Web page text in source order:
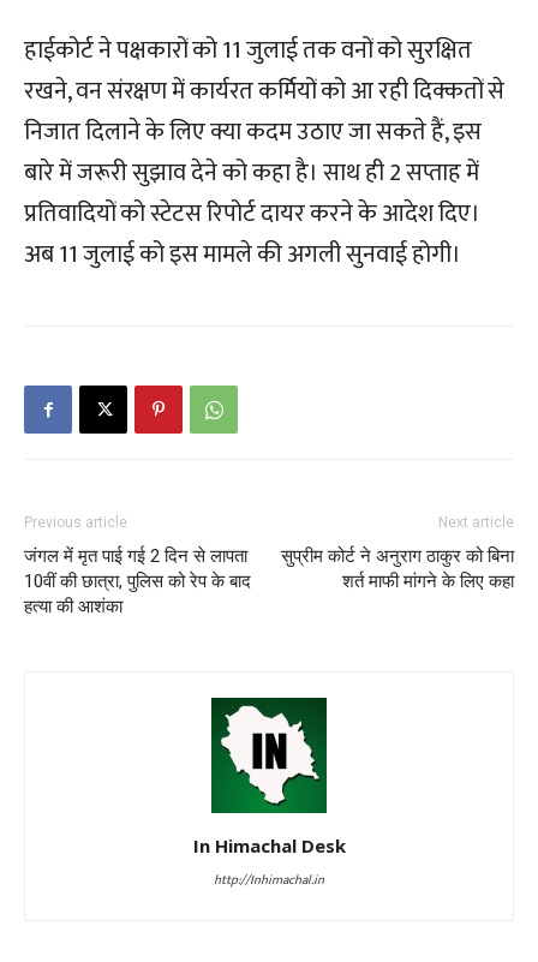
हाईकोर्ट ने पक्षकारों को 11 जुलाई तक वनों को सुरक्षित
रखने, वन संरक्षण में कार्यरत कर्मियों को आ रही दिक्कतों से
निजात दिलाने के लिए क्या कदम उठाए जा सकते हैं, इस
बारे में जरूरी सुझाव देने को कहा है। साथ ही 2 सप्ताह में
प्रतिवादियों को स्टेटस रिपोर्ट दायर करने के आदेश दिए।
अब 11 जुलाई को इस मामले की अगली सुनवाई होगी।
Previous article
जंगल में मृत पाई गई 2 दिन से लापता
10वीं की छात्रा, पुलिस को रेप के बाद
हत्या की आशंका
Next article
सुप्रीम कोर्ट ने अनुराग ठाकुर को बिना
शर्त माफी मांगने के लिए कहा
In Himachal Desk
http://Inhimachal.in